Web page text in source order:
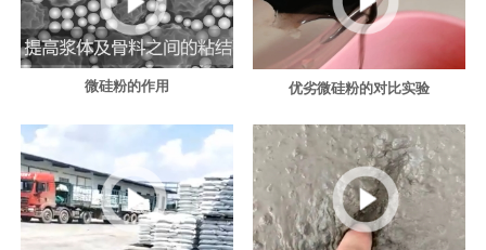
微硅粉的作用 优劣微硅粉的对比实验